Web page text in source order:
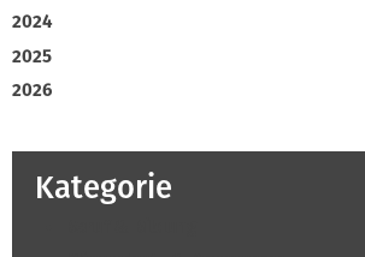
2024
2025
2026
Kategorie